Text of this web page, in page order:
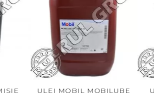
ULEI MOBIL MOBILUBE
ULEI JD